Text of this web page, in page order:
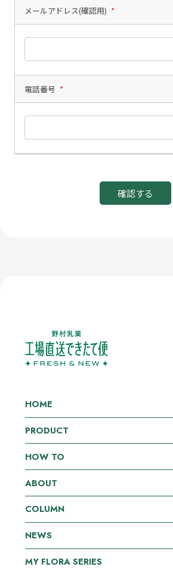
メールアドレス(確認用) *
電話番号 *
確認する
HOME
PRODUCT
HOW TO
ABOUT
COLUMN
NEWS
MY FLORA SERIES